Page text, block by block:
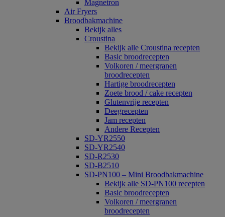
Magnetron
Air Fryers
Broodbakmachine
Bekijk alles
Croustina
Bekijk alle Croustina recepten
Basic broodrecepten
Volkoren / meergranen
broodrecepten
Hartige broodrecepten
Zoete brood / cake recepten
Glutenvrije recepten
Deegrecepten
Jam recepten
Andere Recepten
SD-YR2550
SD-YR2540
SD-R2530
SD-B2510
SD-PN100 – Mini Broodbakmachine
Bekijk alle SD-PN100 recepten
Basic broodrecepten
Volkoren / meergranen
broodrecepten